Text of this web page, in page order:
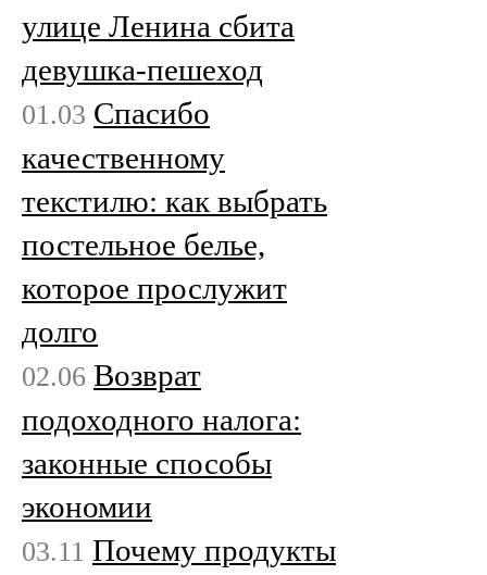
улице Ленина сбита
девушка-пешеход
01.03 Спасибо
качественному
текстилю: как выбрать
постельное белье,
которое прослужит
долго
02.06 Возврат
подоходного налога:
законные способы
экономии
03.11 Почему продукты